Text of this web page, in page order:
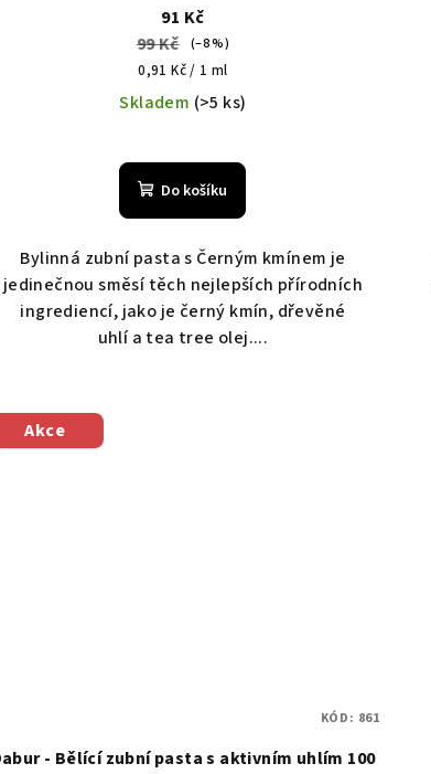
91 Kč
99 Kč
(–8 %)
Měrná
cena:
0,91 Kč / 1 ml
Skladem (>5 ks)
Do košíku
Bylinná zubní pasta s Černým kmínem je
jedinečnou směsí těch nejlepších přírodních
ingrediencí, jako je černý kmín, dřevěné
uhlí a tea tree olej....
Akce
- Bělící zubní pasta s aktivním uhlím 100
KÓD: 861